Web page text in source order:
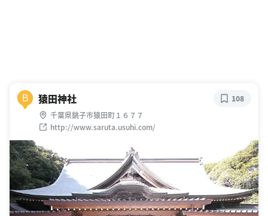
B 猿田神社
千葉県銚子市猿田町１６７７
http://www.saruta.usuhi.com/
108